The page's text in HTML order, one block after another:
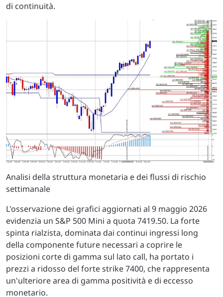
di continuità.
Analisi della struttura monetaria e dei flussi di rischio
settimanale
L'osservazione dei grafici aggiornati al 9 maggio 2026
evidenzia un S&P 500 Mini a quota 7419.50. La forte
spinta rialzista, dominata dai continui ingressi long
della componente future necessari a coprire le
posizioni corte di gamma sul lato call, ha portato i
prezzi a ridosso del forte strike 7400, che rappresenta
un'ulteriore area di gamma positività e di eccesso
monetario.